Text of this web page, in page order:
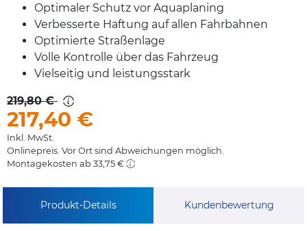
Optimaler Schutz vor Aquaplaning
Verbesserte Haftung auf allen Fahrbahnen
Optimierte Straßenlage
Volle Kontrolle über das Fahrzeug
Vielseitig und leistungsstark
219,80 €
217,40 €
Inkl. MwSt.
Onlinepreis. Vor Ort sind Abweichungen möglich.
Montagekosten ab 33,75 €
Produkt-Details Kundenbewertung